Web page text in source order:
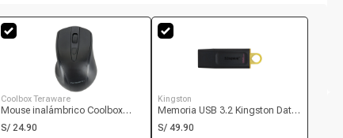
Coolbox Teraware
Mouse inalámbrico Coolbox
Teraware 4W019 Inalámbrico
S/ 24.90
Kingston
Memoria USB 3.2 Kingston Data
Traveler Exodia DTX 128GB de
S/ 49.90